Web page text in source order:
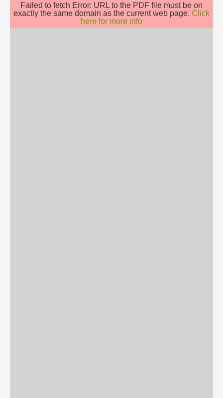
Failed to fetch Error: URL to the PDF file must be on
exactly the same domain as the current web page. Click
here for more info